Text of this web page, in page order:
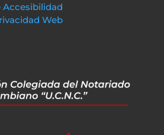
Accesibilidad
Web